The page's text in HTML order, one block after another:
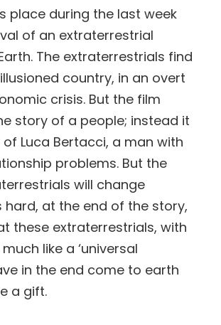
place during the last week
of an extraterrestrial
The extraterrestrials find
country, in an overt
crisis. But the film
story of a people; instead it
Luca Bertacci, a man with
problems. But the
will change
hard, at the end of the story,
these extraterrestrials, with
like a ‘universal
in the end come to earth
a gift.